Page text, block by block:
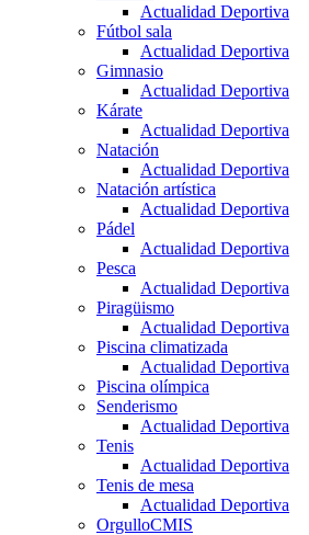
Actualidad Deportiva
Fútbol sala
Actualidad Deportiva
Gimnasio
Actualidad Deportiva
Kárate
Actualidad Deportiva
Natación
Actualidad Deportiva
Natación artística
Actualidad Deportiva
Pádel
Actualidad Deportiva
Pesca
Actualidad Deportiva
Piragüismo
Actualidad Deportiva
Piscina climatizada
Actualidad Deportiva
Piscina olímpica
Senderismo
Actualidad Deportiva
Tenis
Actualidad Deportiva
Tenis de mesa
Actualidad Deportiva
OrgulloCMIS